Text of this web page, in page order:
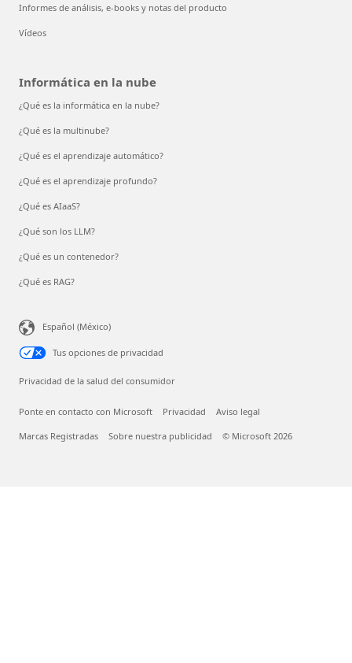
Informes de análisis, e-books y notas del producto
Vídeos
Informática en la nube
¿Qué es la informática en la nube?
¿Qué es la multinube?
¿Qué es el aprendizaje automático?
¿Qué es el aprendizaje profundo?
¿Qué es AIaaS?
¿Qué son los LLM?
¿Qué es un contenedor?
¿Qué es RAG?
Español (México)
Tus opciones de privacidad
Privacidad de la salud del consumidor
Ponte en contacto con Microsoft Privacidad Aviso legal
Marcas Registradas Sobre nuestra publicidad © Microsoft 2026